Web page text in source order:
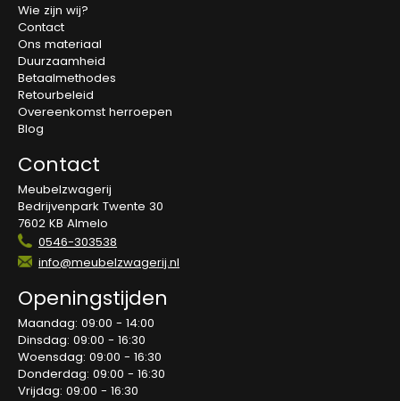
Wie zijn wij?
Contact
Ons materiaal
Duurzaamheid
Betaalmethodes
Retourbeleid
Overeenkomst herroepen
Blog
Contact
Meubelzwagerij
Bedrijvenpark Twente 30
7602 KB Almelo
0546-303538
info@meubelzwagerij.nl
Openingstijden
Maandag: 09:00 - 14:00
Dinsdag: 09:00 - 16:30
Woensdag: 09:00 - 16:30
Donderdag: 09:00 - 16:30
Vrijdag: 09:00 - 16:30